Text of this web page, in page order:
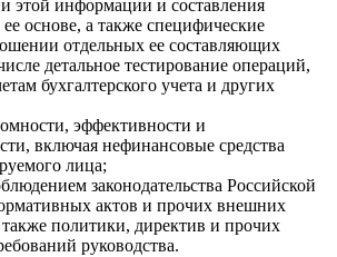
этой информации и составления
ее основе, а также специфические
отдельных ее составляющих
детальное тестирование операций,
бухгалтерского учета и других
эффективности и
включая нефинансовые средства
лица;
законодательства Российской
актов и прочих внешних
политики, директив и прочих
руководства.